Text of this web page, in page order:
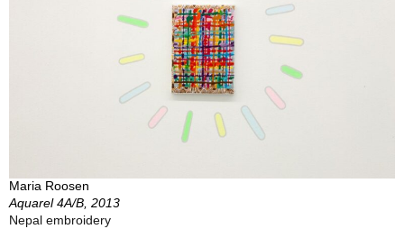
Maria Roosen
Aquarel 4A/B, 2013
Nepal embroidery